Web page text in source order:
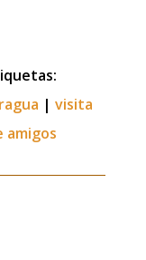
| visita
amigos